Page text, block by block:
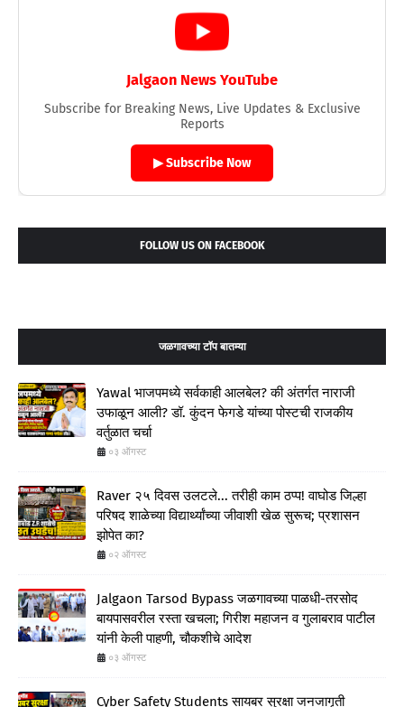
Jalgaon News YouTube
Subscribe for Breaking News, Live Updates & Exclusive
Reports
▶ Subscribe Now
FOLLOW US ON FACEBOOK
जळगावच्या टॉप बातम्या
Yawal भाजपमध्ये सर्वकाही आलबेल? की अंतर्गत नाराजी
उफाळून आली? डॉ. कुंदन फेगडे यांच्या पोस्टची राजकीय
वर्तुळात चर्चा
०३ ऑगस्ट
Raver २५ दिवस उलटले... तरीही काम ठप्प! वाघोड जिल्हा
परिषद शाळेच्या विद्यार्थ्यांच्या जीवाशी खेळ सुरूच; प्रशासन
झोपेत का?
०२ ऑगस्ट
Jalgaon Tarsod Bypass जळगावच्या पाळधी-तरसोद
बायपासवरील रस्ता खचला; गिरीश महाजन व गुलाबराव पाटील
यांनी केली पाहणी, चौकशीचे आदेश
०३ ऑगस्ट
Cyber Safety Students सायबर सुरक्षा जनजागृती